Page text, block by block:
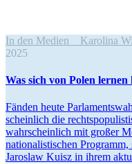
In den Medien Karolina
2025
Was sich von Polen lernen
Fänden heute
scheinlich die
wahrscheinlich mit großer
natio­na­lis­ti­schen
Jaroslaw Kuisz in ihrem